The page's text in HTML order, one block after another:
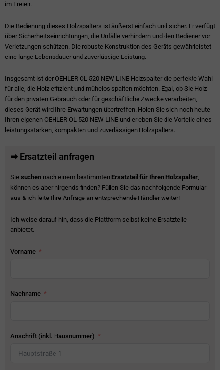
im Freien.
Die Bedienung dieses Holzspalters ist äußerst einfach und sicher. Er verfügt
über Sicherheitseinrichtungen, die Unfälle verhindern und den Bediener vor
Verletzungen schützen. Die robuste Konstruktion des Geräts gewährleistet
eine lange Lebensdauer und zuverlässige Leistung.
Insgesamt ist der OEHLER OL 520 NEW LINE Holzspalter die perfekte Wahl
für alle, die Holz effizient und mühelos spalten möchten. Egal, ob Sie Holz
für den privaten Gebrauch oder für geschäftliche Zwecke verarbeiten,
dieses Gerät wird Ihre Erwartungen übertreffen. Holen Sie sich noch heute
Ihren eigenen OEHLER OL 520 NEW LINE und erleben Sie die Vorteile eines
leistungsstarken, kompakten und zuverlässigen Holzspalters.
➡ Ersatzteil anfragen
Sie suchen nach einem bestimmten Ersatzteil für Ihren Holzspalter,
können es aber nirgends finden? Füllen Sie das nachfolgende Formular
aus & ich leite Ihre Anfrage an entsprechende Händler weiter!
Ich weise darauf hin, dass die Plattform selbst keine Ersatzteile
anbietet.
Vorname
Nachname
Anschrift (inkl. Hausnummer)